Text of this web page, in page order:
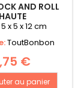
AND ROLL
HAUTE
x 5 x 12 cm
ToutBonbon
€
au panier